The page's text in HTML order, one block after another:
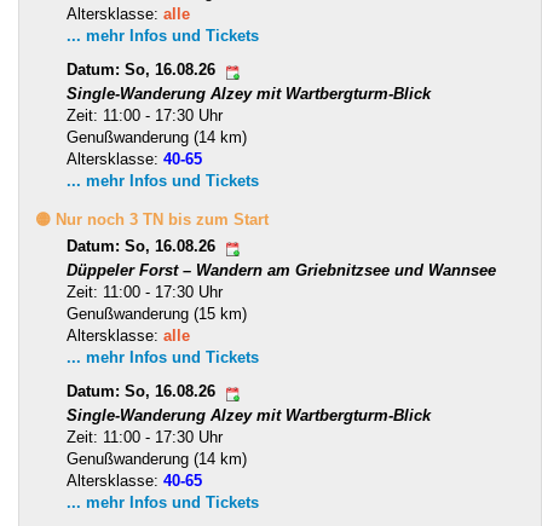
Altersklasse: alle
... mehr Infos und Tickets
Datum: So, 16.08.26
Single-Wanderung Alzey mit Wartbergturm-Blick
Zeit: 11:00 - 17:30 Uhr
Genußwanderung (14 km)
Altersklasse: 40-65
... mehr Infos und Tickets
🟡 Nur noch 3 TN bis zum Start
Datum: So, 16.08.26
Düppeler Forst – Wandern am Griebnitzsee und Wannsee
Zeit: 11:00 - 17:30 Uhr
Genußwanderung (15 km)
Altersklasse: alle
... mehr Infos und Tickets
Datum: So, 16.08.26
Single-Wanderung Alzey mit Wartbergturm-Blick
Zeit: 11:00 - 17:30 Uhr
Genußwanderung (14 km)
Altersklasse: 40-65
... mehr Infos und Tickets